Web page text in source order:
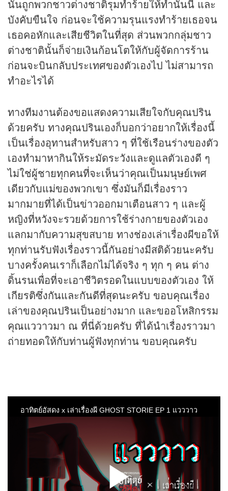
นั้นถูกพวกชาวต่างชาติรุมทำร้ายให้ทำนั่นนี่ และ
บังคับขืนใจ ก่อนจะใช้ความรุนแรงทำร้ายเธอจน
เธอคอหักและเสียชีวิตในที่สุด ส่วนพวกกลุ่มชาว
ต่างชาตินั้นก็จ่ายเงินก้อนโตให้กับผู้จัดการร้าน
ก่อนจะบินกลับประเทศของตัวเองไป ไม่สามารถ
ทำอะไรได้
ทางทีมงานต้องขอแสดงความเสียใจกับคุณปริน
ด้วยครับ ทางคุณปรินเองก็บอกว่าอยากให้เรื่องนี้
เป็นเรื่องอุทานสำหรับสาว ๆ ที่ใช้เรือนร่างของตัว
เองทำมาหากินให้ระมัดระวังและดูแลตัวเองดี ๆ
ไม่ใช่ผู้ชายทุกคนที่จะเห็นว่าคุณเป็นมนุษย์เพศ
เดียวกับแม่ของพวกเขา ซึ่งมันก็มีเรื่องราว
มากมายที่ได้เป็นข่าวออกมาเตือนสาว ๆ และผู้
หญิงที่หวังจะรวยด้วยการใช้ร่างกายของตัวเอง
แลกมากับความสุขสบาย ทางช่องเล่าเรื่องผีขอให้
ทุกท่านรับฟังเรื่องราวนี้กันอย่างมีสติด้วยนะครับ
บางครั้งคนเราก็เลือกไม่ได้จริง ๆ ทุก ๆ คน ต่าง
ดิ้นรนเพื่อที่จะเอาชีวิตรอดในแบบของตัวเอง ให้
เกียรติซึ่งกันและกันดีที่สุดนะครับ ขอบคุณเรื่อง
เล่าของคุณปรินเป็นอย่างมาก และขออโหสิกรรม
คุณแววาวมา ณ ที่นี่ด้วยครับ ที่ได้นำเรื่องราวมา
ถ่ายทอดให้กับท่านผู้ฟังทุกท่าน ขอบคุณครับ